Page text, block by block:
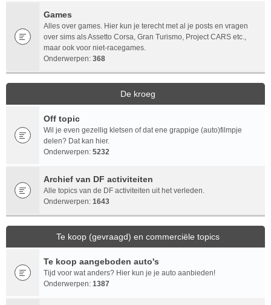
Games
Alles over games. Hier kun je terecht met al je posts en vragen
over sims als Assetto Corsa, Gran Turismo, Project CARS etc.,
maar ook voor niet-racegames.
Onderwerpen: 368
De kroeg
Off topic
Wil je even gezellig kletsen of dat ene grappige (auto)filmpje
delen? Dat kan hier.
Onderwerpen: 5232
Archief van DF activiteiten
Alle topics van de DF activiteiten uit het verleden.
Onderwerpen: 1643
Te koop (gevraagd) en commerciële topics
Te koop aangeboden auto's
Tijd voor wat anders? Hier kun je je auto aanbieden!
Onderwerpen: 1387